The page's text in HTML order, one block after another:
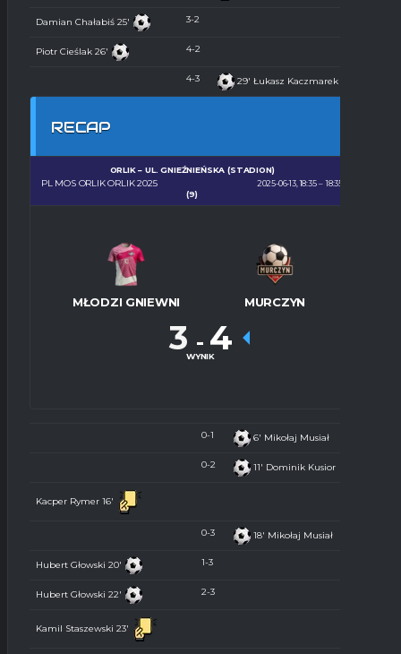
Damian Chałabiś25' 3-2
Piotr Cieślak26' 4-2
4-3 29' Łukasz Kaczmarek
RECAP
PL MOS ORLIK ORLIK 2025
ORLIK – UL. GNIEŹNIEŃSKA (STADION)
2025-06-13, 18:35
18:35
(9)
MŁODZI GNIEWNI MURCZYN
3 - 4
WYNIK
0-1 6' Mikołaj Musiał
0-2 11' Dominik Kusior
Kacper Rymer16'
0-3 18' Mikołaj Musiał
Hubert Głowski 20' 1-3
Hubert Głowski 22' 2-3
Kamil Staszewski 23'